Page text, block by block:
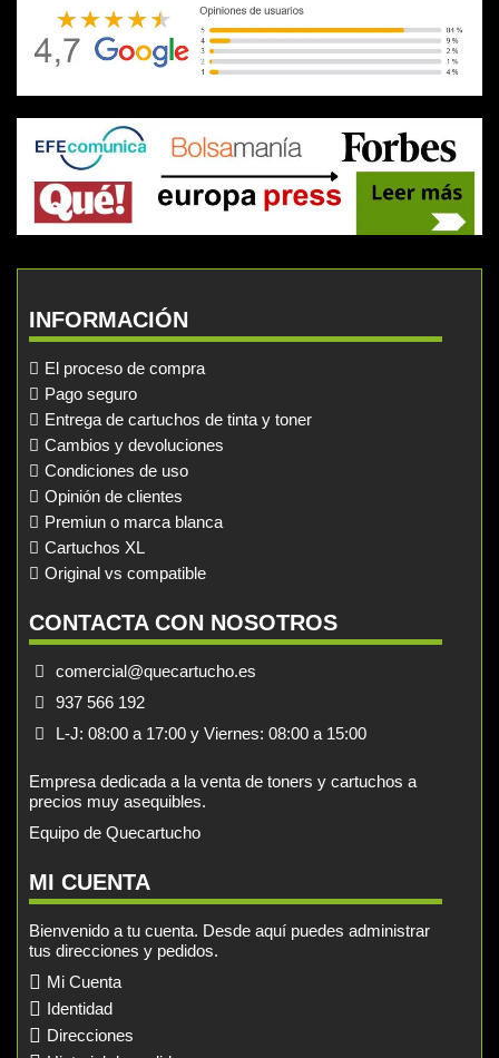
INFORMACIÓN
El proceso de compra
Pago seguro
Entrega de cartuchos de tinta y toner
Cambios y devoluciones
Condiciones de uso
Opinión de clientes
Premiun o marca blanca
Cartuchos XL
Original vs compatible
CONTACTA CON NOSOTROS
comercial@quecartucho.es
937 566 192
L-J: 08:00 a 17:00 y Viernes: 08:00 a 15:00
Empresa dedicada a la venta de toners y cartuchos a
precios muy asequibles.
Equipo de Quecartucho
MI CUENTA
Bienvenido a tu cuenta. Desde aquí puedes administrar
tus direcciones y pedidos.
Mi Cuenta
Identidad
Direcciones